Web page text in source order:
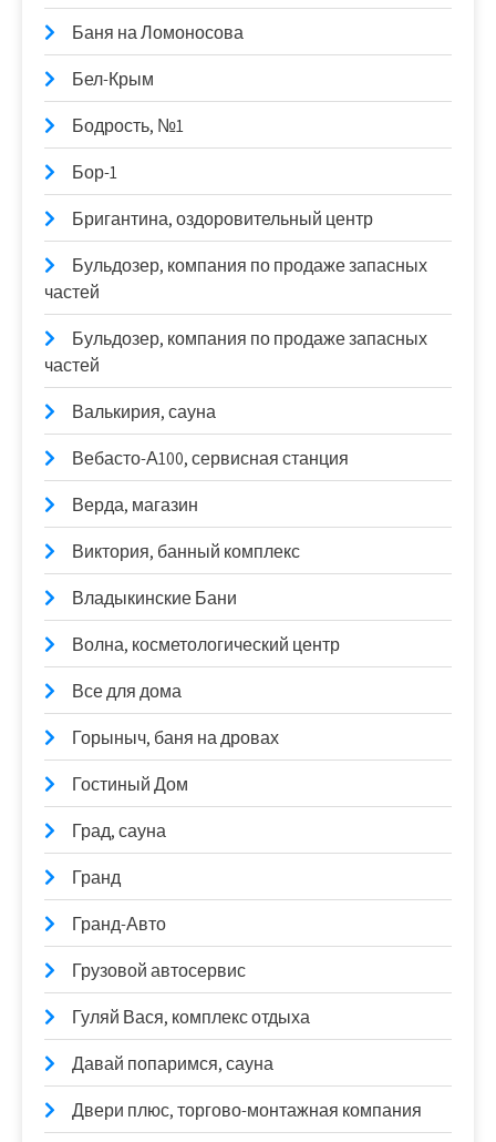
Баня на Ломоносова
Бел-Крым
Бодрость, №1
Бор-1
Бригантина, оздоровительный центр
Бульдозер, компания по продаже запасных
частей
Бульдозер, компания по продаже запасных
частей
Валькирия, сауна
Вебасто-А100, сервисная станция
Верда, магазин
Виктория, банный комплекс
Владыкинские Бани
Волна, косметологический центр
Все для дома
Горыныч, баня на дровах
Гостиный Дом
Град, сауна
Гранд
Гранд-Авто
Грузовой автосервис
Гуляй Вася, комплекс отдыха
Давай попаримся, сауна
Двери плюс, торгово-монтажная компания